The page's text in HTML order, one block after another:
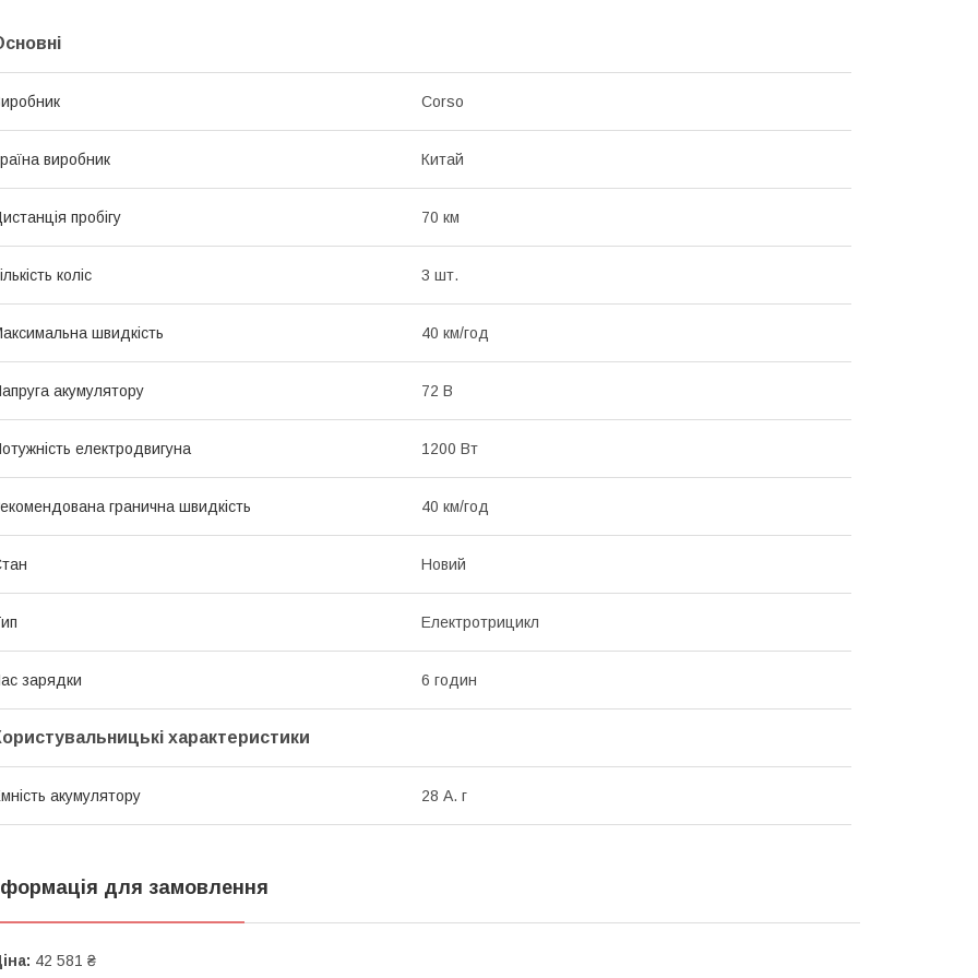
Corso
виробник Китай
пробігу 70 км
коліс 3 шт.
швидкість 40 км/год
акумулятору 72 В
електродвигуна 1200 Вт
гранична швидкість 40 км/год
Новий
Електротрицикл
зарядки 6 годин
характеристики
акумулятору 28 А. г
для замовлення
42 581 ₴